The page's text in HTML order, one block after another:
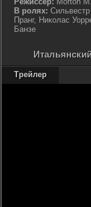
В ролях:
Пранг, Николас
Банзе
Трейлер